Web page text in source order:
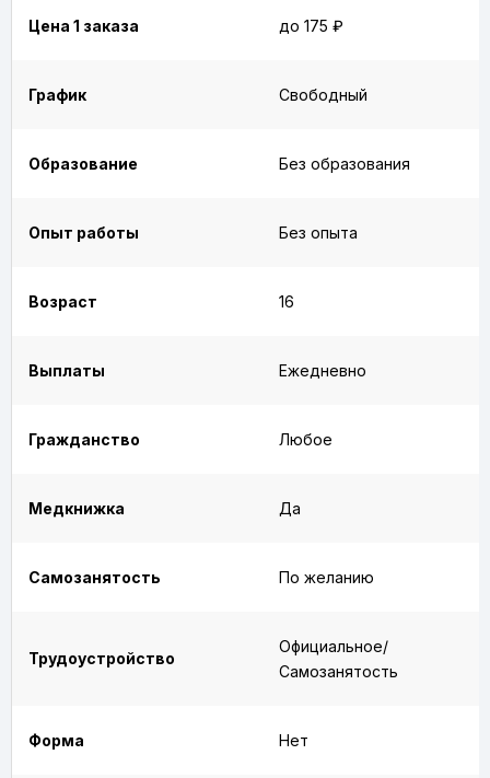
Цена 1 заказа до 175 ₽
График Свободный
Образование Без образования
Опыт работы Без опыта
Возраст 16
Выплаты Ежедневно
Гражданство Любое
Медкнижка Да
Самозанятость По желанию
Трудоустройство
Официальное/
Самозанятость
Форма Нет